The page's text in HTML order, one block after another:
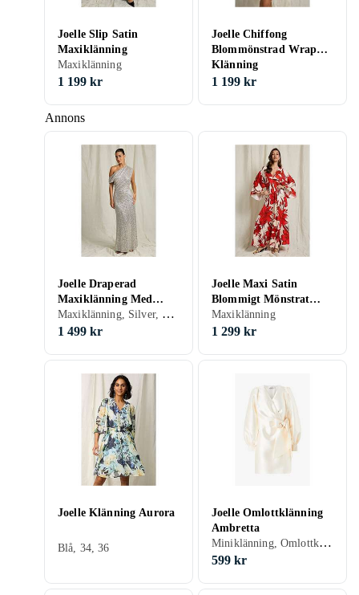
Annons
Joelle Slip Satin
Maxiklänning
Maxiklänning
1 199 kr
Joelle Chiffong
Blommönstrad Wrap
Klänning
1 199 kr
Joelle Draperad
Maxiklänning Med
Paljetter
Maxiklänning, Silver, 36, 38
1 499 kr
Joelle Maxi Satin
Blommigt Mönstrat
Klänning
Maxiklänning
1 299 kr
Joelle Klänning Aurora
Blå, 34, 36
Joelle Omlottklänning
Ambretta
Miniklänning, Omlottklänning, Festklänning, Svart, Vit, Blå, Röd, Grön, Rosa, Lila, 48, 46, 34, 36, 38, 40, 42, 44, Långärmad
599 kr